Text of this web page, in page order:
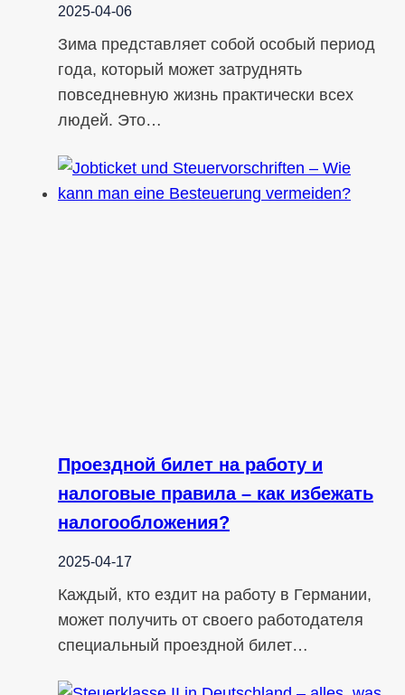
2025-04-06
Зима представляет собой особый период
года, который может затруднять
повседневную жизнь практически всех
людей. Это…
Проездной билет на работу и
налоговые правила – как избежать
налогообложения?
2025-04-17
Каждый, кто ездит на работу в Германии,
может получить от своего работодателя
специальный проездной билет…